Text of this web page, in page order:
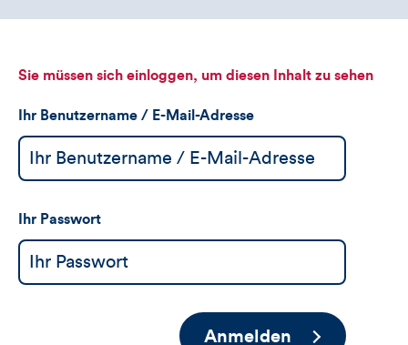
sehen
Sie müssen sich einloggen, um diesen Inhalt zu sehen
Ihr Benutzername / E-Mail-Adresse
Ihr Passwort
Anmelden